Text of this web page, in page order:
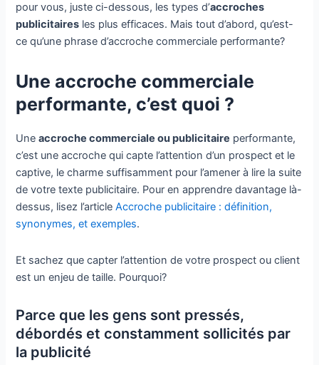
pour vous, juste ci-dessous, les types d’accroches
publicitaires les plus efficaces. Mais tout d’abord, qu’est-
ce qu’une phrase d’accroche commerciale performante?
Une accroche commerciale
performante, c’est quoi ?
Uneaccroche commerciale ou publicitaire performante,
c’est une accroche qui capte l’attention d’un prospect et le
captive, le charme suffisamment pour l’amener à lire la suite
de votre texte publicitaire. Pour en apprendre davantage là-
dessus, lisez l’articleAccroche publicitaire : définition,
synonymes, et exemples.
Et sachez que capter l’attention de votre prospect ou client
est un enjeu de taille. Pourquoi?
Parce que les gens sont pressés,
débordés et constamment sollicités par
la publicité